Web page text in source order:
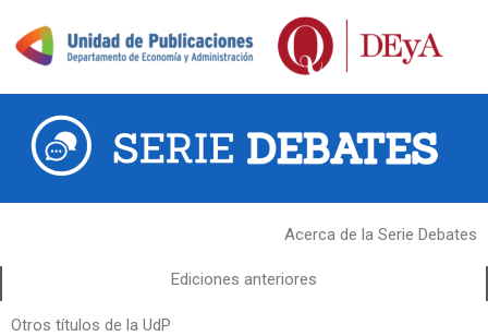
Acerca de la Serie Debates
Ediciones anteriores
Otros títulos de la UdP